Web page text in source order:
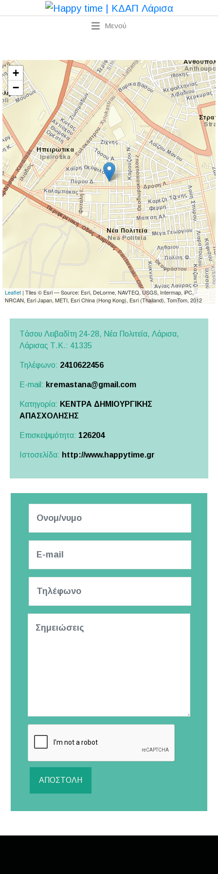
Μενού
+
−
Leaflet | Tiles © Esri — Source: Esri, DeLorme, NAVTEQ, USGS, Intermap, iPC,
NRCAN, Esri Japan, METI, Esri China (Hong Kong), Esri (Thailand), TomTom, 2012
ΑΠΟΣΤΟΛΉ
Tάσου Λειβαδίτη 24-28, Νέα Πολιτεία, Λάρισα,
Λάρισας Τ.Κ.: 41335
Τηλέφωνο: 2410622456
E-mail: kremastana@gmail.com
Κατηγορία: ΚΕΝΤΡΑ ΔΗΜΙΟΥΡΓΙΚΗΣ
ΑΠΑΣΧΟΛΗΣΗΣ
Επισκεψιμότητα: 126204
Ιστοσελίδα: http://www.happytime.gr